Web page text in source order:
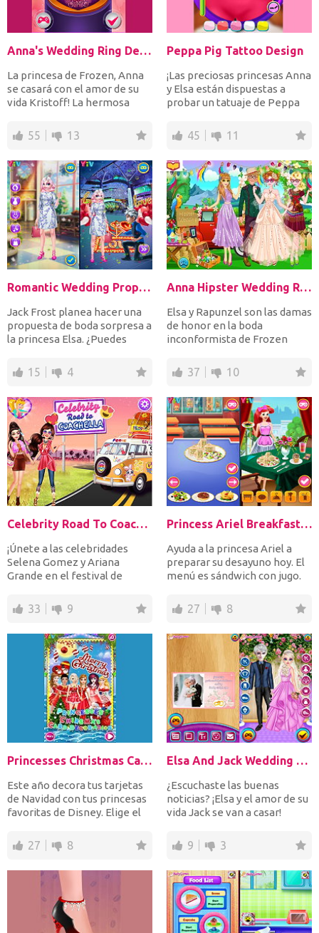
Anna's Wedding Ring Design
La princesa de Frozen, Anna
se casará con el amor de su
vida Kristoff! La hermosa
55 13
Peppa Pig Tattoo Design
¡Las preciosas princesas Anna
y Elsa están dispuestas a
probar un tatuaje de Peppa
45 11
Romantic Wedding Proposal To Elsa
Jack Frost planea hacer una
propuesta de boda sorpresa a
la princesa Elsa. ¿Puedes
15 4
Anna Hipster Wedding Rush
Elsa y Rapunzel son las damas
de honor en la boda
inconformista de Frozen
37 10
Celebrity Road To Coachella
¡Únete a las celebridades
Selena Gomez y Ariana
Grande en el festival de
33 9
Princess Ariel Breakfast Cooking 3
Ayuda a la princesa Ariel a
preparar su desayuno hoy. El
menú es sándwich con jugo.
27 8
Princesses Christmas Card Decoration
Este año decora tus tarjetas
de Navidad con tus princesas
favoritas de Disney. Elige el
27 8
Elsa And Jack Wedding Day
¿Escuchaste las buenas
noticias? ¡Elsa y el amor de su
vida Jack se van a casar!
9 3